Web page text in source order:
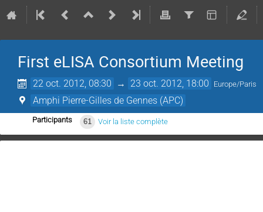
First eLISA Consortium Meeting
22 oct. 2012, 08:30 → 23 oct. 2012, 18:00 Europe/Paris
Amphi Pierre-Gilles de Gennes (APC)
Participants 61 Voir la liste complète